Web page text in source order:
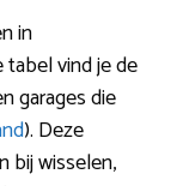
in
vind je de
garages die
). Deze
bij wisselen,